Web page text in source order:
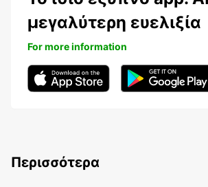
μεγαλύτερη ευελιξία
For more information
Περισσότερα